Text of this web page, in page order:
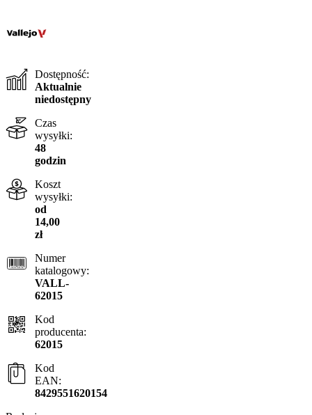
Dostępność:
Aktualnie
niedostępny
Czas
wysyłki:
48
godzin
Koszt
wysyłki:
od
14,00
zł
Numer
katalogowy:
VALL-
62015
Kod
producenta:
62015
Kod
EAN:
8429551620154